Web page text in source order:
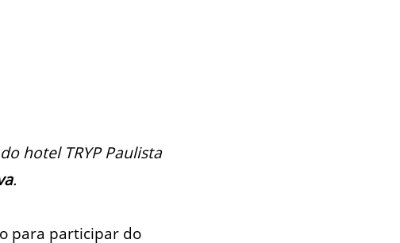
hotel TRYP Paulista
.
para participar do